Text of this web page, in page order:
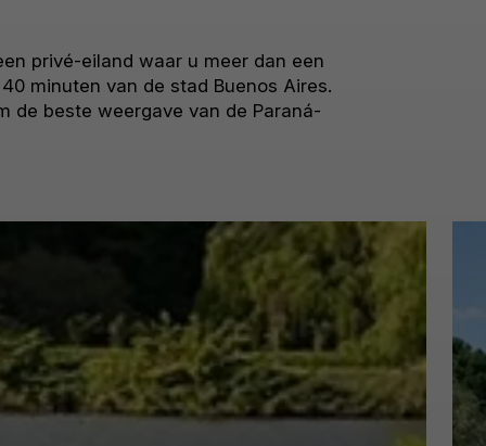
privé-eiland waar u meer dan een
minuten van de stad Buenos Aires.
de beste weergave van de Paraná-